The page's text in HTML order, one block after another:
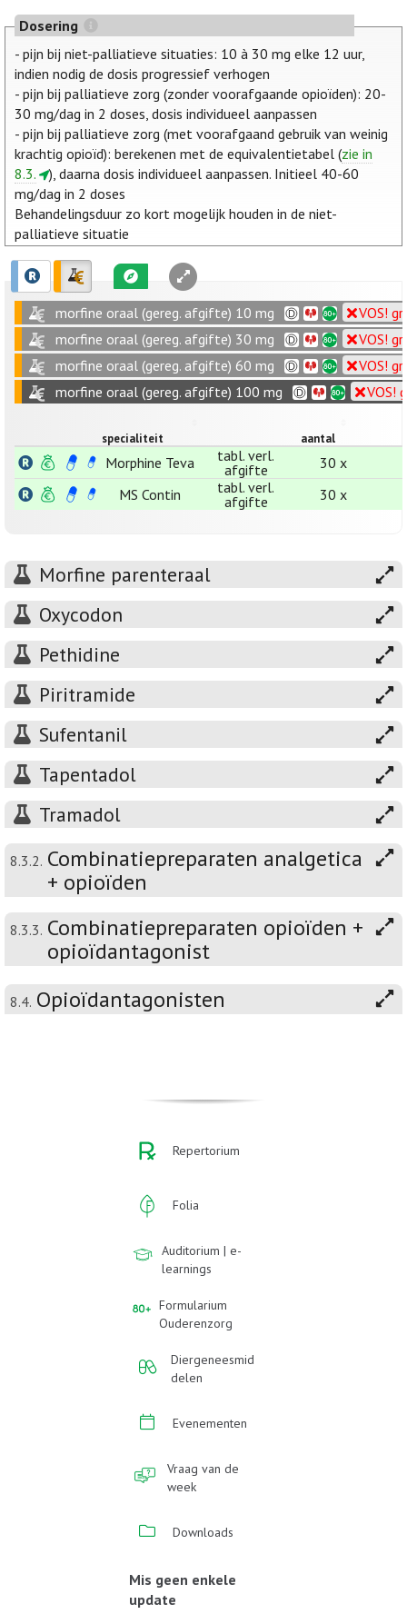
Dosering
- pijn bij niet-palliatieve situaties: 10 à 30 mg elke 12 uur,
indien nodig de dosis progressief verhogen
- pijn bij palliatieve zorg (zonder voorafgaande opioïden): 20-
30 mg/dag in 2 doses, dosis individueel aanpassen
- pijn bij palliatieve zorg (met voorafgaand gebruik van weinig
krachtig opioïd): berekenen met de equivalentietabel (zie in
8.3.
), daarna dosis individueel aanpassen. Initieel 40-60
mg/dag in 2 doses
Behandelingsduur zo kort mogelijk houden in de niet-
palliatieve situatie
morfine oraal (gereg. afgifte) 10 mg
VOS!
morfine oraal (gereg. afgifte) 30 mg
VOS!
morfine oraal (gereg. afgifte) 60 mg
VOS!
morfine oraal (gereg. afgifte) 100 mg
VOS!
specialiteit aantal
Morphine Teva
tabl. verl.
afgifte
30 x
MS Contin
tabl. verl.
afgifte
30 x
Morfine parenteraal
Oxycodon
Pethidine
Piritramide
Sufentanil
Tapentadol
Tramadol
8.3.2. Combinatiepreparaten analgetica
+ opioïden
8.3.3. Combinatiepreparaten opioïden +
opioïdantagonist
8.4. Opioïdantagonisten
Repertorium
Folia
Auditorium | e-
learnings
Formularium
Ouderenzorg
Diergeneesmid
delen
Evenementen
Vraag van de
week
Downloads
Mis geen enkele
update